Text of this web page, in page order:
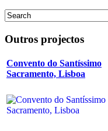
Outros projectos
Convento do Santíssimo
Sacramento, Lisboa